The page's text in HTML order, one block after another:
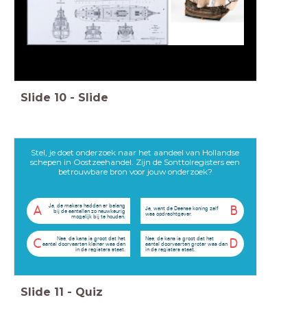
Slide 10 - Slide
Stel, je doet onderzoek naar het aandeel van Hollandse
schepen in Oostzeehandel. Zijn de Sonttolregisters een
betrouwbare bron voor jouw onderzoek?
A
Ja, de makers hadden er belang
bij de aantallen zo nauwkeurig
mogelijk bij te houden.
B
Ja, want de Deense koning zelf
was opdrachtgever.
C
Nee, de kans is groot dat het
aantal doorvaarten kleiner was dan
in de registers staat.
D
Nee, de kans is groot dat het
aantal doorvaarten groter was dan
in de registers staat.
Slide 11 - Quiz